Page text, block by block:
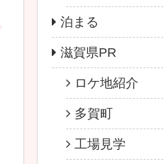
泊まる
滋賀県PR
ロケ地紹介
多賀町
工場見学